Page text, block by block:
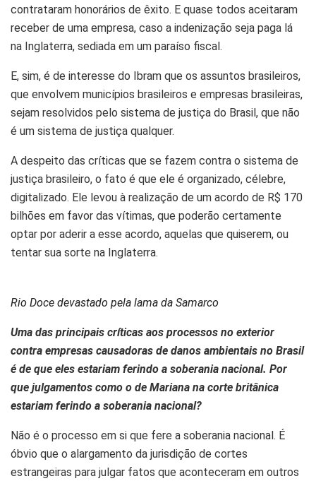
contrataram honorários de êxito. E quase todos aceitaram
receber de uma empresa, caso a indenização seja paga lá
na Inglaterra, sediada em um paraíso fiscal.
E, sim, é de interesse do Ibram que os assuntos brasileiros,
que envolvem municípios brasileiros e empresas brasileiras,
sejam resolvidos pelo sistema de justiça do Brasil, que não
é um sistema de justiça qualquer.
A despeito das críticas que se fazem contra o sistema de
justiça brasileiro, o fato é que ele é organizado, célebre,
digitalizado. Ele levou à realização de um acordo de R$ 170
bilhões em favor das vítimas, que poderão certamente
optar por aderir a esse acordo, aquelas que quiserem, ou
tentar sua sorte na Inglaterra.
Rio Doce devastado pela lama da Samarco
Uma das principais críticas aos processos no exterior
contra empresas causadoras de danos ambientais no Brasil
é de que eles estariam ferindo a soberania nacional. Por
que julgamentos como o de Mariana na corte britânica
estariam ferindo a soberania nacional?
Não é o processo em si que fere a soberania nacional. É
óbvio que o alargamento da jurisdição de cortes
estrangeiras para julgar fatos que aconteceram em outros